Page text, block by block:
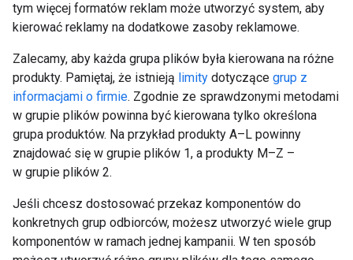
tym więcej formatów reklam może utworzyć system, aby
kierować reklamy na dodatkowe zasoby reklamowe.
Zalecamy, aby każda grupa plików była kierowana na różne
produkty. Pamiętaj, że istnieją limity dotyczące grup z
informacjami o firmie. Zgodnie ze sprawdzonymi metodami
w grupie plików powinna być kierowana tylko określona
grupa produktów. Na przykład produkty A–L powinny
znajdować się w grupie plików 1, a produkty M–Z –
w grupie plików 2.
Jeśli chcesz dostosować przekaz komponentów do
konkretnych grup odbiorców, możesz utworzyć wiele grup
komponentów w ramach jednej kampanii. W ten sposób